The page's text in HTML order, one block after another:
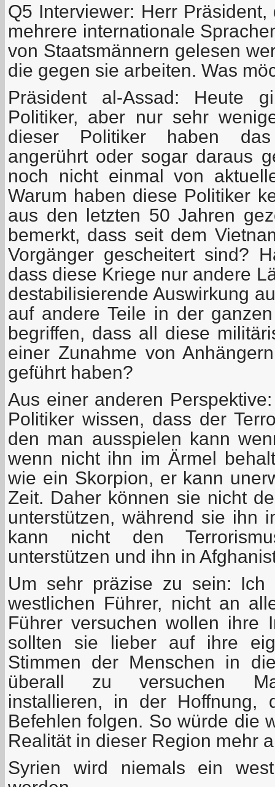
Q5 Interviewer: Herr
mehrere internationale
von Staatsmännern gelesen
die gegen sie arbeiten. Was
Präsident al-Assad: Heute
Politiker, aber nur sehr
dieser Politiker haben
angerührt oder sogar daraus
noch nicht einmal von
Warum haben diese Politiker
aus den letzten 50 Jahren
bemerkt, dass seit dem
Vorgänger gescheitert sind?
dass diese Kriege nur andere
destabilisierende Auswirkung
auf andere Teile in der
begriffen, dass all diese
einer Zunahme von
geführt haben?
Aus einer anderen
Politiker wissen, dass der
den man ausspielen kann
wenn nicht ihn im Ärmel
wie ein Skorpion, er kann
Zeit. Daher können sie nicht
unterstützen, während sie ihn
kann nicht den
unterstützen und ihn in
Um sehr präzise zu sein:
westlichen Führer, nicht an
Führer versuchen wollen ihre
sollten sie lieber auf ihre
Stimmen der Menschen in
überall zu versuchen
installieren, in der Hoffnung,
Befehlen folgen. So würde die
Realität in dieser Region mehr
Syrien wird niemals ein